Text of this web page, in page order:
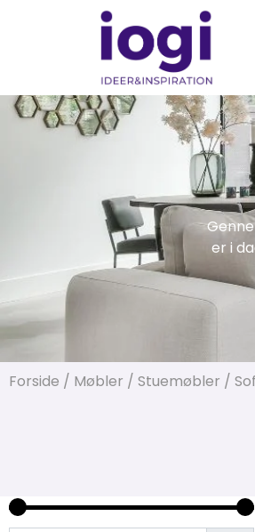
er i
Forside / Møbler / Stuemøbler /